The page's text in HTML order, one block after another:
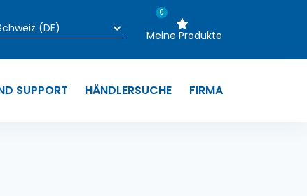
0
Meine Produkte
SUPPORT HÄNDLERSUCHE FIRMA